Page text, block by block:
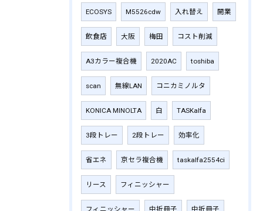
ECOSYS M5526cdw 入れ替え 開業
飲食店 大阪 梅田 コスト削減
A3カラー複合機 2020AC toshiba
scan 無線LAN コニカミノルタ
KONICA MINOLTA 白 TASKalfa
3段トレー 2段トレー 効率化
省エネ 京セラ複合機 taskalfa2554ci
リース フィニッシャー
フィニッシャー 中折冊子 中折冊子